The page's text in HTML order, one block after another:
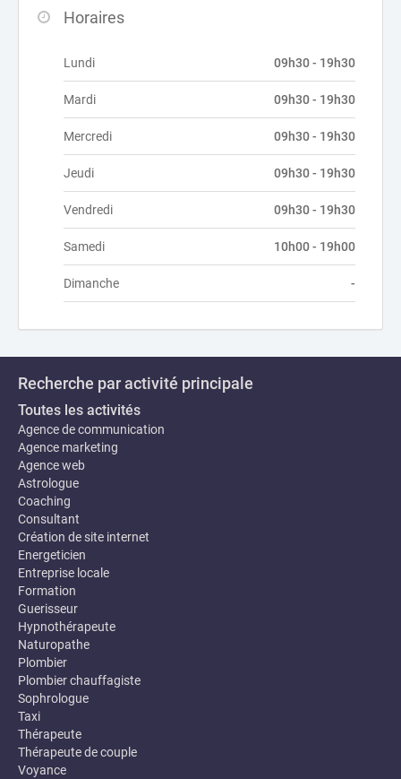
Horaires
Lundi 09h30 - 19h30
Mardi 09h30 - 19h30
Mercredi 09h30 - 19h30
Jeudi 09h30 - 19h30
Vendredi 09h30 - 19h30
Samedi 10h00 - 19h00
Dimanche -
Recherche par activité principale
Toutes les activités
Agence de communication
Agence marketing
Agence web
Astrologue
Coaching
Consultant
Création de site internet
Energeticien
Entreprise locale
Formation
Guerisseur
Hypnothérapeute
Naturopathe
Plombier
Plombier chauffagiste
Sophrologue
Taxi
Thérapeute
Thérapeute de couple
Voyance